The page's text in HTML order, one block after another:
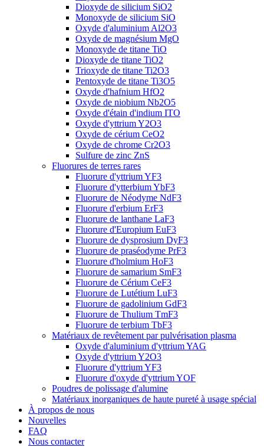
Dioxyde de silicium SiO2
Monoxyde de silicium SiO
Oxyde d'aluminium Al2O3
Oxyde de magnésium MgO
Monoxyde de titane TiO
Dioxyde de titane TiO2
Trioxyde de titane Ti2O3
Pentoxyde de titane Ti3O5
Oxyde d'hafnium HfO2
Oxyde de niobium Nb2O5
Oxyde d'étain d'indium ITO
Oxyde d'yttrium Y2O3
Oxyde de cérium CeO2
Oxyde de chrome Cr2O3
Sulfure de zinc ZnS
Fluorures de terres rares
Fluorure d'yttrium YF3
Fluorure d'ytterbium YbF3
Fluorure de Néodyme NdF3
Fluorure d'erbium ErF3
Fluorure de lanthane LaF3
Fluorure d'Europium EuF3
Fluorure de dysprosium DyF3
Fluorure de praséodyme PrF3
Fluorure d'holmium HoF3
Fluorure de samarium SmF3
Fluorure de Cérium CeF3
Fluorure de Lutétium LuF3
Fluorure de gadolinium GdF3
Fluorure de Thulium TmF3
Fluorure de terbium TbF3
Matériaux de revêtement par pulvérisation plasma
Oxyde d'aluminium d'yttrium YAG
Oxyde d'yttrium Y2O3
Fluorure d'yttrium YF3
Fluorure d'oxyde d'yttrium YOF
Poudres de polissage d'alumine
Matériaux inorganiques de haute pureté à usage spécial
À propos de nous
Nouvelles
FAQ
Nous contacter